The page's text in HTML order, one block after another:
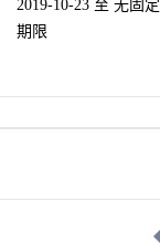
2019-10-23 至 无固定
期限